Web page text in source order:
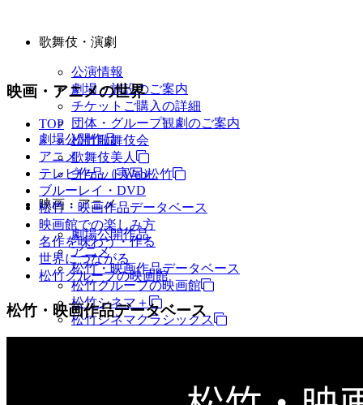
歌舞伎・演劇
公演情報
劇場・施設のご案内
チケットご購入の詳細
団体・グループ観劇のご案内
松竹歌舞伎会
歌舞伎美人
チケットWeb松竹
映画・アニメ
劇場公開作品
アニメ
松竹・映画作品データベース
松竹グループの映画館
松竹シネマ＋
松竹シネマクラシックス
松竹ストア（通販サイト）
映画・アニメの世界
TOP
劇場公開作品
アニメ
テレビ作品（実写）
ブルーレイ・DVD
松竹・映画作品データベース
映画館での楽しみ方
名作を味わう・作る
世界につながる
松竹グループの映画館
松竹・映画作品データベース